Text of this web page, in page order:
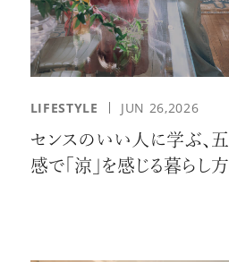
LIFESTYLE JUN 26,2026
センスのいい人に学ぶ、五
感で「涼」を感じる暮らし方